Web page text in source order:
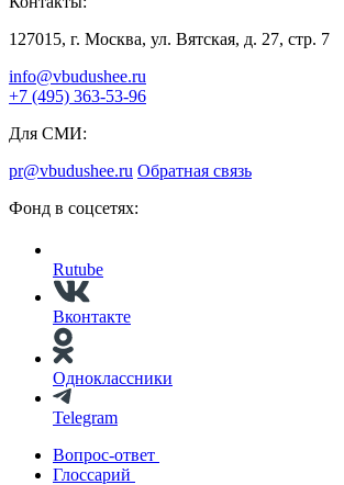
127015, г. Москва, ул. Вятская, д. 27, стр. 7
info@vbudushee.ru
+7 (495) 363-53-96
Для СМИ:
pr@vbudushee.ru Обратная связь
Фонд в соцсетях:
Rutube
Вконтакте
Одноклассники
Telegram
Вопрос-ответ
Глоссарий